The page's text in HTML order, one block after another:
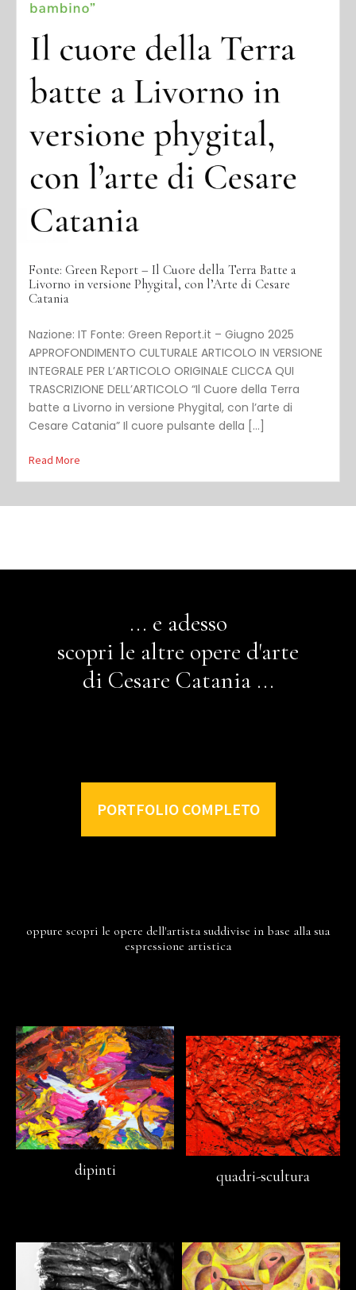
Fonte: Green Report – Il Cuore della Terra Batte a
Livorno in versione Phygital, con l’Arte di Cesare
Catania
Nazione: IT Fonte: Green Report.it – Giugno 2025
APPROFONDIMENTO CULTURALE ARTICOLO IN VERSIONE
INTEGRALE PER L’ARTICOLO ORIGINALE CLICCA QUI
TRASCRIZIONE DELL’ARTICOLO “Il Cuore della Terra
batte a Livorno in versione Phygital, con l’arte di
Cesare Catania” Il cuore pulsante della […]
Read More
... e adesso
scopri le altre opere d'arte
di Cesare Catania ...
PORTFOLIO COMPLETO
oppure scopri le opere dell'artista suddivise in base alla sua
espressione artistica
dipinti quadri-scultura